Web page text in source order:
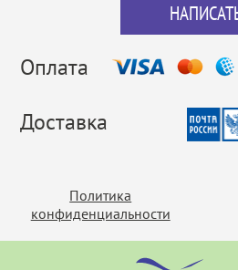
Оплата
Доставка
Политика
конфиденциальности